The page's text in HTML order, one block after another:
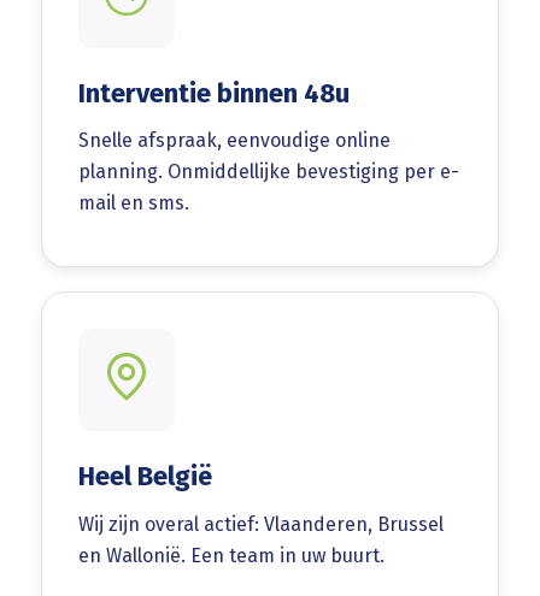
Interventie binnen 48u
Snelle afspraak, eenvoudige online
planning. Onmiddellijke bevestiging per e-
mail en sms.
Heel België
Wij zijn overal actief: Vlaanderen, Brussel
en Wallonië. Een team in uw buurt.